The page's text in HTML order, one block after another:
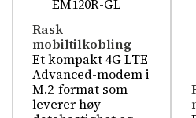
Rask
mobiltilkobling
Et kompakt 4G LTE
Advanced-modem i
M.2-format som
leverer høy